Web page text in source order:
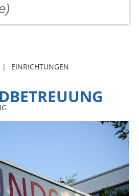
Freibadkarten
Social Media
Parkraumkonzept
Kindertageseinrichtungen
Schulkindbetreuung
EINRICHTUNGEN